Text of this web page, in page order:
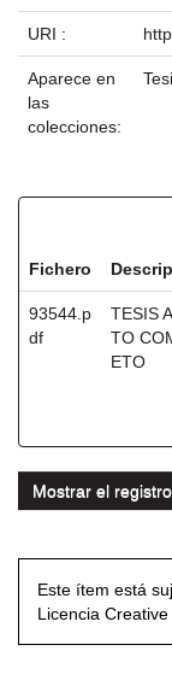
URI :
Aparece en
las
colecciones:
Fichero
93544.p
df
TESIS
TO
ETO
Mostrar el
Este ítem está
Licencia